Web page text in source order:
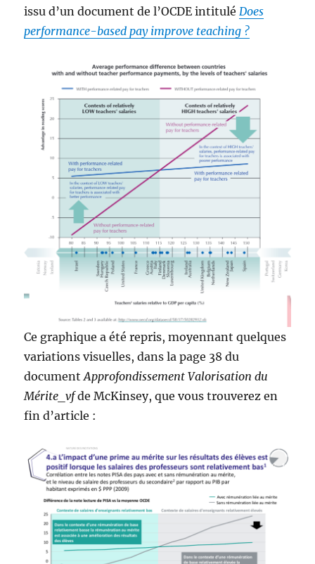
issu d’un document de l’OCDE intituléDoes
performance-based pay improve teaching ?
Ce graphique a été repris, moyennant quelques
variations visuelles, dans la page 38 du
documentApprofondissement Valorisation du
Mérite_vfde McKinsey, que vous trouverez en
fin d’article :